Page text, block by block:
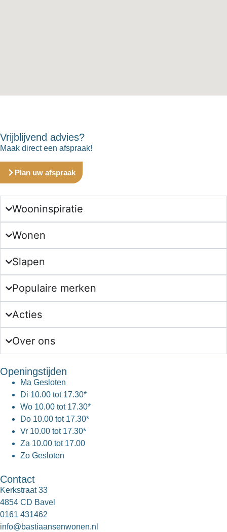
Vrijblijvend advies?
Maak direct een afspraak!
Plan uw afspraak
Wooninspiratie
Wonen
Slapen
Populaire merken
Acties
Over ons
Openingstijden
Ma Gesloten
Di 10.00 tot 17.30*
Wo 10.00 tot 17.30*
Do 10.00 tot 17.30*
Vr 10.00 tot 17.30*
Za 10.00 tot 17.00
Zo Gesloten
Contact
Kerkstraat 33
4854 CD Bavel
0161 431462
info@bastiaansenwonen.nl